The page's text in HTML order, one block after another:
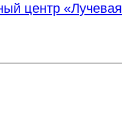
центр